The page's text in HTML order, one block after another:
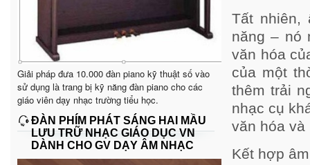
Giải pháp đưa 10.000 đàn piano kỹ thuật số vào
sử dụng là trang bị kỹ năng đàn piano cho các
giáo viên dạy nhạc trường tiểu học.
ĐÀN PHÍM PHÁT SÁNG HAI MẦU
LƯU TRỮ NHẠC GIÁO DỤC VN
DÀNH CHO GV DẠY ÂM NHẠC
Tất nhiên,
năng – nó
văn hóa
của một
thêm trải
nhạc cụ
văn hóa
Kết hợp